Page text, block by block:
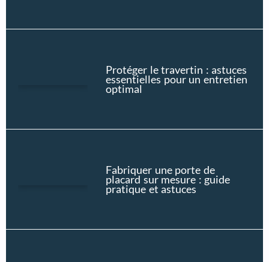
Protéger le travertin : astuces
essentielles pour un entretien
optimal
Fabriquer une porte de
placard sur mesure : guide
pratique et astuces